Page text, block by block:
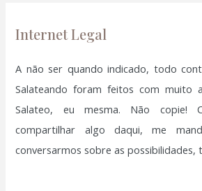
r
Internet Legal
A não ser quando indicado, todo
Salateando foram feitos com muito
Salateo, eu mesma. Não copie!
compartilhar algo daqui, me
conversarmos sobre as possibilidades,